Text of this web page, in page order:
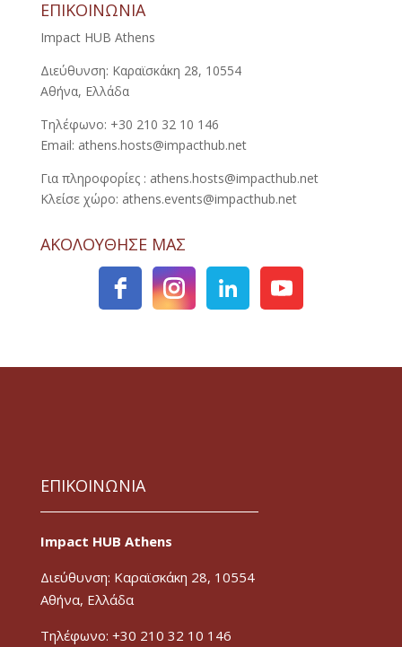
ΕΠΙΚΟΙΝΩΝΙΑ
Impact HUB Athens
Διεύθυνση: Καραϊσκάκη 28, 10554
Αθήνα, Ελλάδα
Τηλέφωνο: +30 210 32 10 146
Email: athens.hosts@impacthub.net
Για πληροφορίες : athens.hosts@impacthub.net
Κλείσε χώρο: athens.events@impacthub.net
ΑΚΟΛΟΥΘΗΣΕ ΜΑΣ
ΕΠΙΚΟΙΝΩΝΙΑ
Impact HUB Athens
Διεύθυνση: Καραϊσκάκη 28, 10554
Αθήνα, Ελλάδα
Τηλέφωνο: +30 210 32 10 146